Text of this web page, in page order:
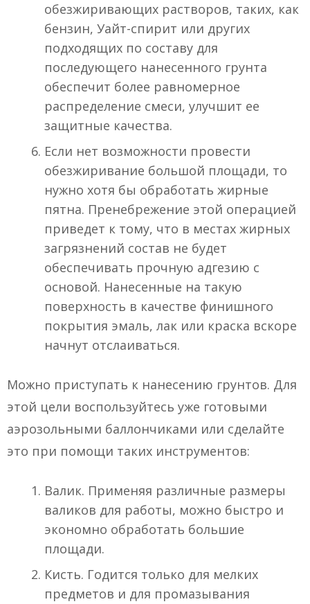
обезжиривающих растворов, таких, как
бензин, Уайт-спирит или других
подходящих по составу для
последующего нанесенного грунта
обеспечит более равномерное
распределение смеси, улучшит ее
защитные качества.
Если нет возможности провести
обезжиривание большой площади, то
нужно хотя бы обработать жирные
пятна. Пренебрежение этой операцией
приведет к тому, что в местах жирных
загрязнений состав не будет
обеспечивать прочную адгезию с
основой. Нанесенные на такую
поверхность в качестве финишного
покрытия эмаль, лак или краска вскоре
начнут отслаиваться.
Можно приступать к нанесению грунтов. Для
этой цели воспользуйтесь уже готовыми
аэрозольными баллончиками или сделайте
это при помощи таких инструментов:
Валик. Применяя различные размеры
валиков для работы, можно быстро и
экономно обработать большие
площади.
Кисть. Годится только для мелких
предметов и для промазывания